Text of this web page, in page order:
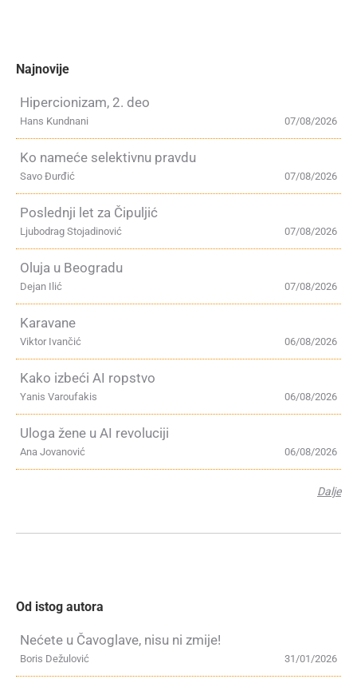
Najnovije
Hipercionizam, 2. deo
07/08/2026
Hans Kundnani
Ko nameće selektivnu pravdu
07/08/2026
Savo Đurđić
Poslednji let za Čipuljić
07/08/2026
Ljubodrag Stojadinović
Oluja u Beogradu
07/08/2026
Dejan Ilić
Karavane
06/08/2026
Viktor Ivančić
Kako izbeći AI ropstvo
06/08/2026
Yanis Varoufakis
Uloga žene u AI revoluciji
06/08/2026
Ana Jovanović
Dalje
Od istog autora
Nećete u Čavoglave, nisu ni zmije!
31/01/2026
Boris Dežulović